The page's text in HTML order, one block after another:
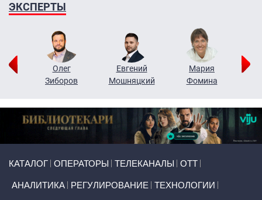
ЭКСПЕРТЫ
Олег
Зиборов
Евгений
Мошняцкий
Мария
Фомина
КАТАЛОГ ОПЕРАТОРЫ ТЕЛЕКАНАЛЫ ОТТ
АНАЛИТИКА РЕГУЛИРОВАНИЕ ТЕХНОЛОГИИ